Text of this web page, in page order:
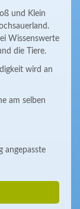
und Klein
Wissenswerte
die Tiere.
wird an
am selben
angepasste